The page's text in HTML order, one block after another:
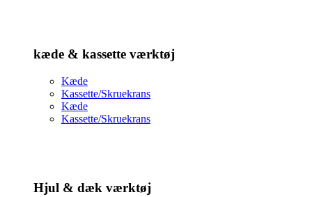
kæde & kassette værktøj
Kæde
Kassette/Skruekrans
Kæde
Kassette/Skruekrans
Hjul & dæk værktøj